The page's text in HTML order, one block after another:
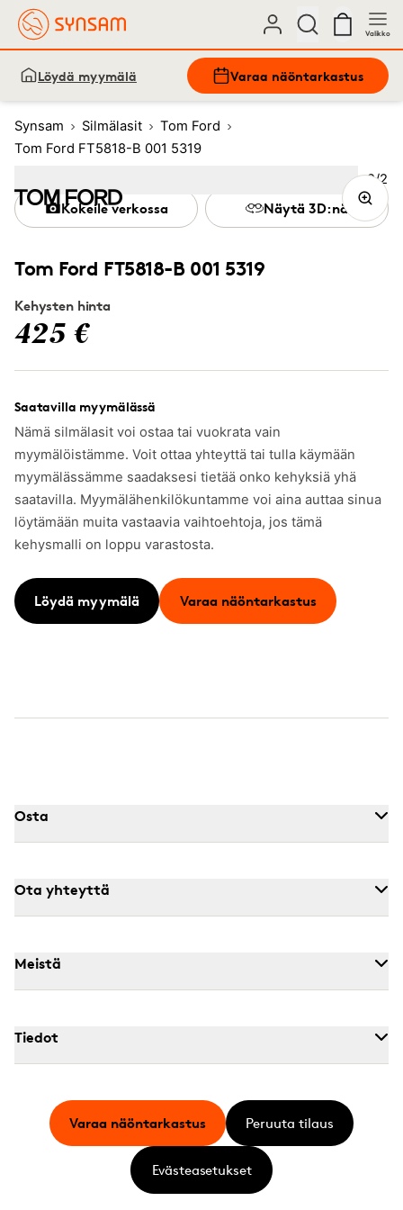
Valikko
Löydä myymälä Varaa näöntarkastus
Synsam Silmälasit
Tom Ford
Tom Ford FT5818-B 001 5319
Tom Ford FT5818-B 001 5319
Kehysten hinta
425 €
Saatavilla myymälässä
Nämä silmälasit voi ostaa tai vuokrata vain
myymälöistämme. Voit ottaa yhteyttä tai tulla käymään
myymälässämme saadaksesi tietää onko kehyksiä yhä
saatavilla. Myymälähenkilökuntamme voi aina auttaa sinua
löytämään muita vastaavia vaihtoehtoja, jos tämä
kehysmalli on loppu varastosta.
Löydä myymälä Varaa näöntarkastus
Kokeile verkossa Näytä 3D:nä
Kuva
2/2
Image (Current image)
Osta
Ota yhteyttä
Meistä
Tiedot
Varaa näöntarkastus Peruuta tilaus
Evästeasetukset